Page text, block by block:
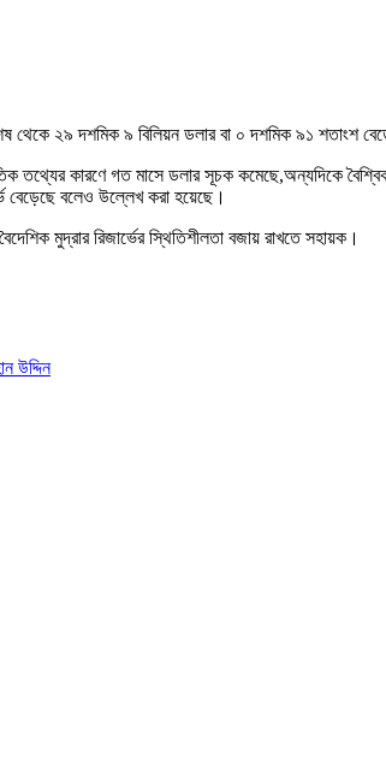
থেকে ২৯ দশমিক ৯ বিলিয়ন ডলার বা ০ দশমিক ৯১ শতাংশ
তথ্যের কারণে গত মাসে ডলার সূচক কমেছে,অন্যদিকে
বেড়েছে বলেও উল্লেখ করা হয়েছে।
মুদ্রার রিজার্ভের স্থিতিশীলতা বজায় রাখতে সহায়ক।
উদ্দিন